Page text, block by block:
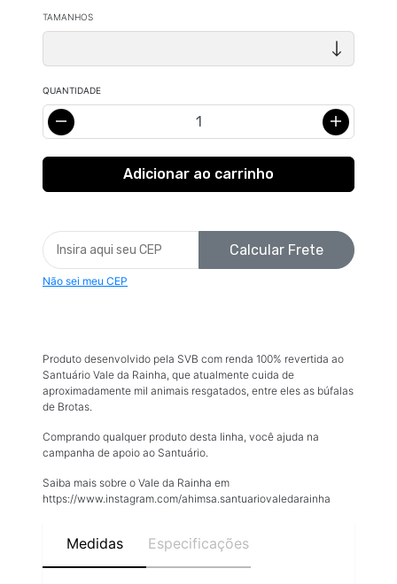
TAMANHOS
QUANTIDADE
Calcular Frete
Não sei meu CEP
Produto desenvolvido pela SVB com renda 100% revertida ao
Santuário Vale da Rainha, que atualmente cuida de
aproximadamente mil animais resgatados, entre eles as búfalas
de Brotas.
Comprando qualquer produto desta linha, você ajuda na
campanha de apoio ao Santuário.
Saiba mais sobre o Vale da Rainha em
https://www.instagram.com/ahimsa.santuariovaledarainha
Medidas Especificações